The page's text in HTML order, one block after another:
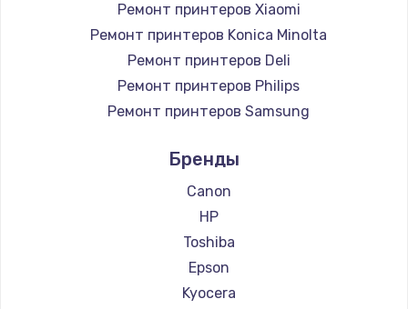
Ремонт принтеров Xiaomi
Ремонт принтеров Konica Minolta
Ремонт принтеров Deli
Ремонт принтеров Philips
Ремонт принтеров Samsung
Ремонт принтеров Lexmark
Ремонт принтеров Sharp
Ремонт принтеров TSC
Ремонт принтеров Fujitsu
Ремонт принтеров Godex
Бренды
Canon
HP
Toshiba
Epson
Kyocera